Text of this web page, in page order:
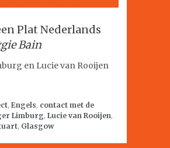
Plat Nederlands
Bain
en Lucie van Rooijen
, Engels, contact met de
Limburg, Lucie van Rooijen,
, Glasgow